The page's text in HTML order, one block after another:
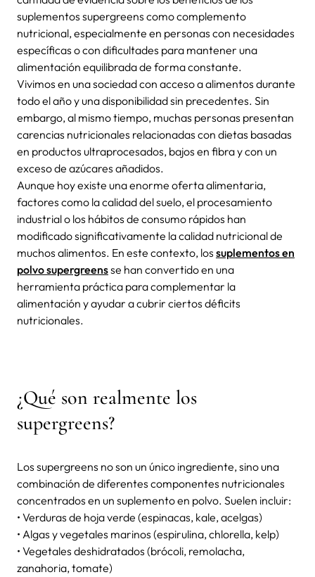
suplementos supergreens como complemento
nutricional, especialmente en personas con necesidades
específicas o con dificultades para mantener una
alimentación equilibrada de forma constante.
Vivimos en una sociedad con acceso a alimentos durante
todo el año y una disponibilidad sin precedentes. Sin
embargo, al mismo tiempo, muchas personas presentan
carencias nutricionales relacionadas con dietas basadas
en productos ultraprocesados, bajos en fibra y con un
exceso de azúcares añadidos.
Aunque hoy existe una enorme oferta alimentaria,
factores como la calidad del suelo, el procesamiento
industrial o los hábitos de consumo rápidos han
modificado significativamente la calidad nutricional de
muchos alimentos. En este contexto, los suplementos en
polvo supergreensse han convertido en una
herramienta práctica para complementar la
alimentación y ayudar a cubrir ciertos déficits
nutricionales.
¿Qué son realmente los
supergreens?
Los supergreens no son un único ingrediente, sino una
combinación de diferentes componentes nutricionales
concentrados en un suplemento en polvo. Suelen incluir:
• Verduras de hoja verde (espinacas, kale, acelgas)
• Algas y vegetales marinos (espirulina, chlorella, kelp)
• Vegetales deshidratados (brócoli, remolacha,
zanahoria, tomate)